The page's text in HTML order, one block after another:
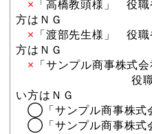
× 「高橋教頭様」 役
方はＮＧ
× 「渡部先生様」 役
方はＮＧ
× 「サンプル商事株
役職や肩書き
い方はＮＧ
◯「サンプル商事株式
◯「サンプル商事株式